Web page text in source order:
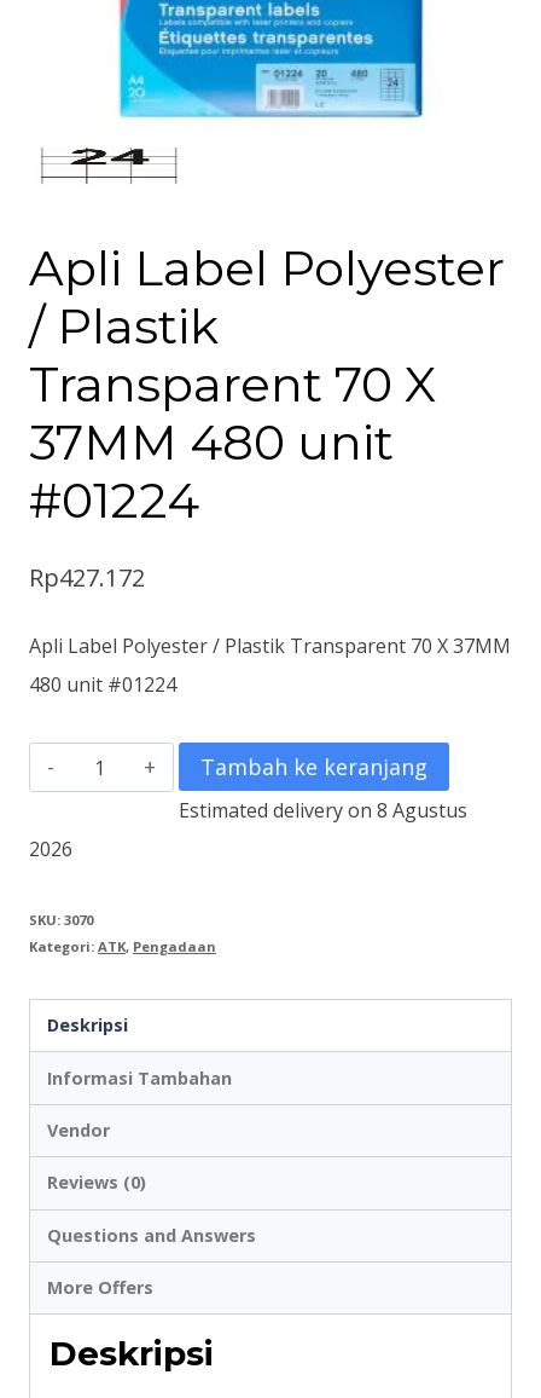
Apli Label Polyester
/ Plastik
Transparent 70 X
37MM 480 unit
#01224
Rp427.172
Apli Label Polyester / Plastik Transparent 70 X 37MM
480 unit #01224
Kuantitas
Apli
/
Plastik
Transparent
70
X
37MM
unit
#01224
Tambah ke keranjang
Estimated delivery on 8 Agustus
2026
SKU: 3070
Kategori: ATK, Pengadaan
Deskripsi
Informasi Tambahan
Vendor
Reviews (0)
Questions and Answers
More Offers
Deskripsi